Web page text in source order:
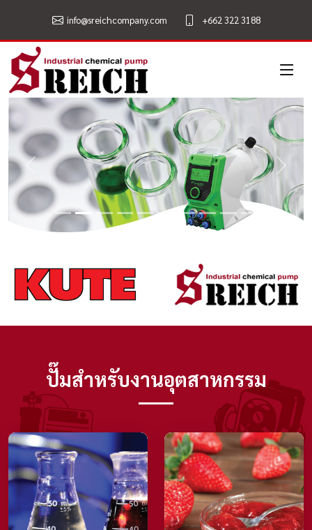
info@sreichcompany.com +662 322 3188
ปั๊มสำหรับงานอุตสาหกรรม